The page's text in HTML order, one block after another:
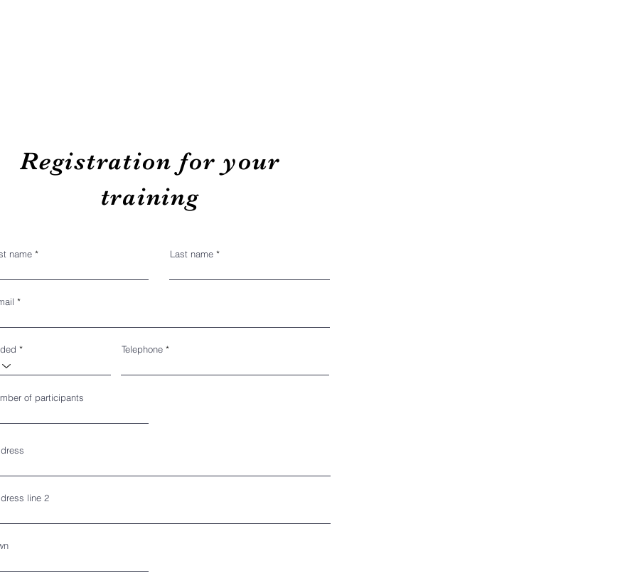
Registration for your
training
name Last name
Telephone
of participants
line 2